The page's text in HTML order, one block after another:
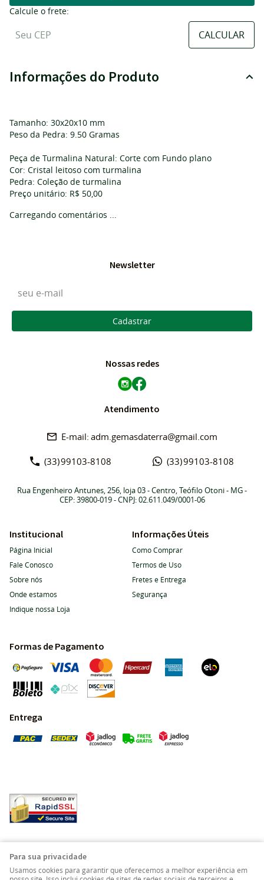
Calcule o frete:
Informações do Produto
Tamanho: 30x20x10 mm
Peso da Pedra: 9.50 Gramas
Peça de Turmalina Natural: Corte com Fundo plano
Cor: Cristal leitoso com turmalina
Pedra: Coleção de turmalina
Preço unitário: R$ 50,00
Carregando comentários ...
Newsletter
Cadastrar
Nossas redes
Atendimento
(33)99103-8108 (33)99103-8108
adm.gemasdaterra@gmail.com
Rua Engenheiro Antunes, 256, loja 03-Centro, Teófilo Otoni- MG-
CEP: 39800-019- CNPJ: 02.611.049/0001-06
Institucional
Página Inicial
Fale Conosco
Sobre nós
Onde estamos
Indique nossa Loja
Informações Úteis
Como Comprar
Termos de Uso
Fretes e Entrega
Segurança
Formas de Pagamento
Entrega
Para sua privacidade
Usamos cookies para garantir que oferecemos a melhor experiência em